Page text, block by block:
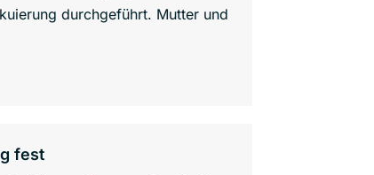
durchgeführt. Mutter und
fest